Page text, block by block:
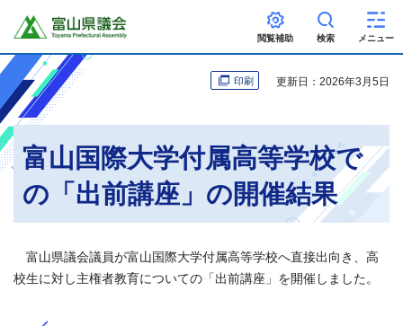
富山県議会
閲覧補助 検索 メニュー
印刷 更新日：2026年3月5日
富山国際大学付属高等学校で
の「出前講座」の開催結果
富山県議会議員が富山国際大学付属高等学校へ直接出向き、高
校生に対し主権者教育についての「出前講座」を開催しました。